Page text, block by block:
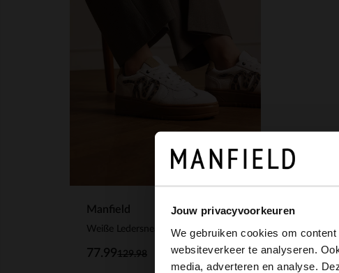
Jouw privacyvoorkeuren
We gebruiken cookies om
websiteverkeer te analyseren.
media, adverteren en analyse.
Manfield
129.98
77.99
It